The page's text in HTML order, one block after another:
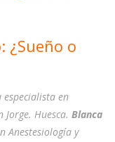
¿Sueño o
especialista en
Huesca. Blanca
Anestesiología y